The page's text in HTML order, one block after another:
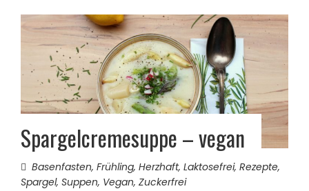
Spargelcremesuppe – vegan
Basenfasten, Frühling, Herzhaft, Laktosefrei, Rezepte,
Spargel, Suppen, Vegan, Zuckerfrei